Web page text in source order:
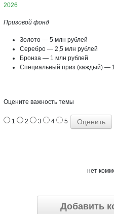
2026
Призовой фонд
Золото — 5 млн рублей
Серебро — 2,5 млн рублей
Бронза — 1 млн рублей
Специальный приз (каждый) —
Оцените важность темы
1 2 3 4 5
нет
Добавить